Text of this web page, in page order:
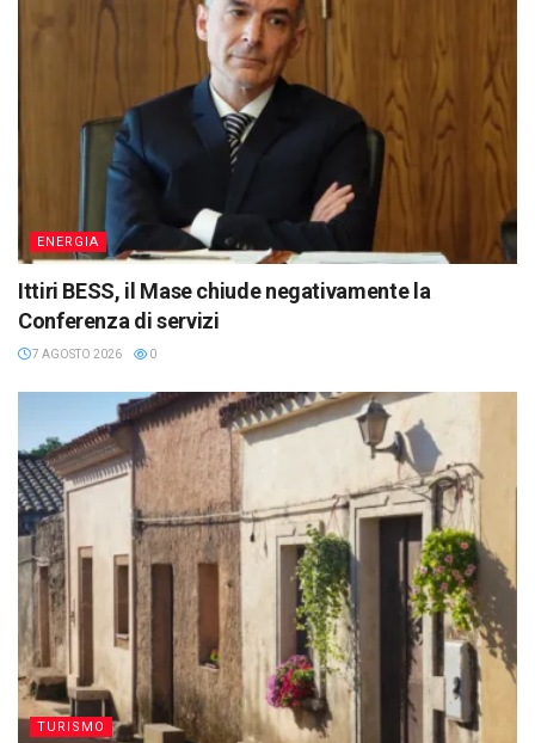
ENERGIA
Ittiri BESS, il Mase chiude negativamente la
Conferenza di servizi
7 AGOSTO 2026 0
TURISMO